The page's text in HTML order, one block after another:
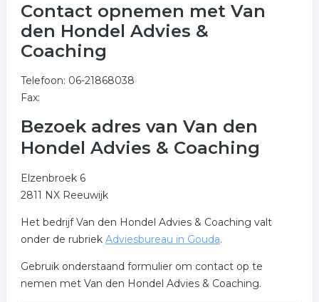
Contact opnemen met Van
den Hondel Advies &
Coaching
Telefoon: 06-21868038
Fax:
Bezoek adres van Van den
Hondel Advies & Coaching
Elzenbroek 6
2811 NX Reeuwijk
Het bedrijf Van den Hondel Advies & Coaching valt
onder de rubriek Adviesbureau in Gouda.
Gebruik onderstaand formulier om contact op te
nemen met Van den Hondel Advies & Coaching.